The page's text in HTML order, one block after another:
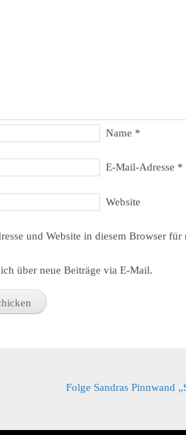
Name *
E-Mail-Adresse *
Website
und Website in diesem Browser
über neue Beiträge via E-Mail.
Folge Sandras Pinnwand